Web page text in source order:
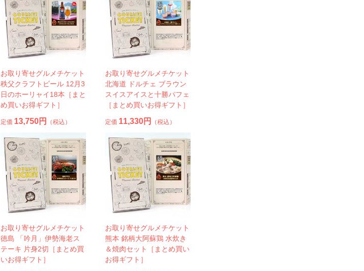
お取り寄せグルメチケット
秩父クラフトビール 12月3
日のホーリャイ18本［まと
め買いお得ギフト］
定価 13,750円 （税込）
お取り寄せグルメチケット
北海道 ドルチェ ブラウン
スイスアイスと十勝パフェ
［まとめ買いお得ギフト］
定価 11,330円 （税込）
お取り寄せグルメチケット
徳島 「吟月」伊勢海老ス
テーキ 片身2切［まとめ買
いお得ギフト］
お取り寄せグルメチケット
熊本 銘柄大阿蘇鶏 水炊き
＆焼肉セット［まとめ買い
お得ギフト］